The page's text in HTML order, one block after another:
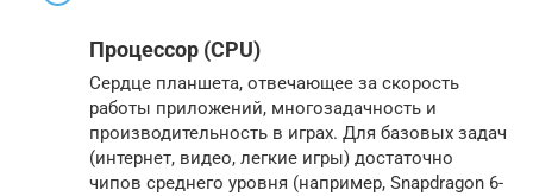
Процессор (CPU)
Сердце планшета, отвечающее за скорость
работы приложений, многозадачность и
производительность в играх. Для базовых задач
(интернет, видео, легкие игры) достаточно
чипов среднего уровня (например, Snapdragon 6-